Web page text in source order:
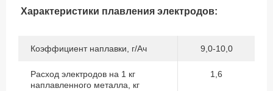
Характеристики плавления электродов:
Коэффициент наплавки, г/Ач 9,0-10,0
Расход электродов на 1 кг
наплавленного металла, кг
1,6